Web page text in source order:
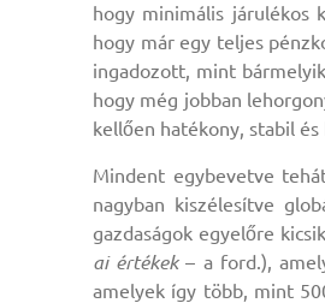
hogy minimális járulékos
hogy már egy teljes
ingadozott, mint
hogy még jobban
kellően hatékony, stabil
Mindent egybevetve
nagyban kiszélesítve
gazdaságok egyelőre
ai értékek– a ford.),
amelyek így több, mint